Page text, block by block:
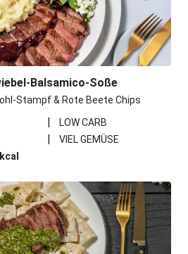
Balsamico-Soße
Stampf & Rote Beete Chips
| LOW CARB
|
VIEL GEMÜSE
kcal